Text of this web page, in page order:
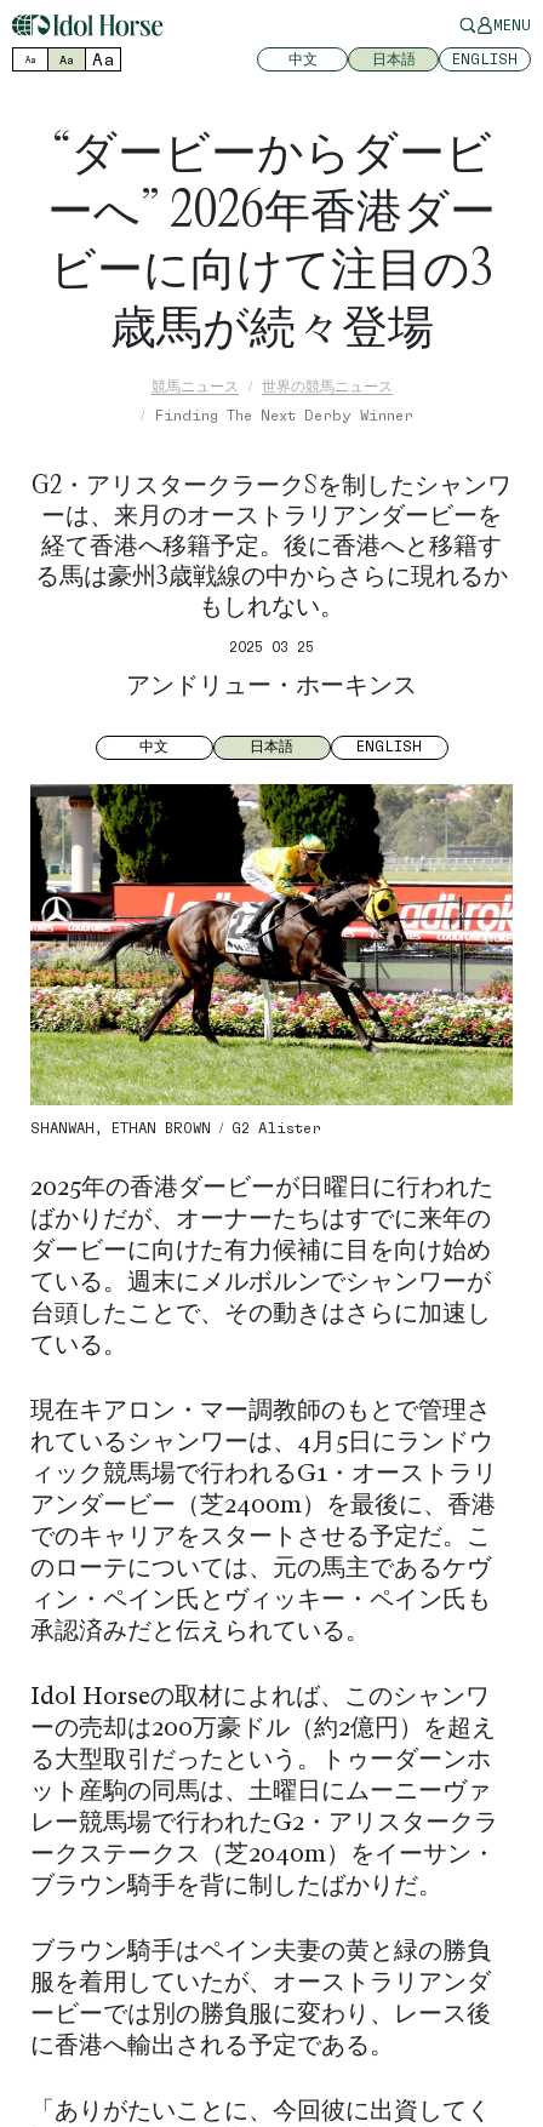
MENU
Aa Aa Aa 中文 日本語 ENGLISH
“ダービーからダービ
ーへ” 2026年香港ダー
ビーに向けて注目の3
歳馬が続々登場
競馬ニュース
世界の競馬ニュース
Finding The Next Derby Winner
G2・アリスタークラークSを制したシャンワ
ーは、来月のオーストラリアンダービーを
経て香港へ移籍予定。後に香港へと移籍す
る馬は豪州3歳戦線の中からさらに現れるか
もしれない。
2025 03 25
アンドリュー・ホーキンス
中文 日本語 ENGLISH
SHANWAH, ETHAN BROWN / G2 Alister
2025年の香港ダービーが日曜日に行われた
ばかりだが、オーナーたちはすでに来年の
ダービーに向けた有力候補に目を向け始め
ている。週末にメルボルンでシャンワーが
台頭したことで、その動きはさらに加速し
ている。
現在キアロン・マー調教師のもとで管理さ
れているシャンワーは、4月5日にランドウ
ィック競馬場で行われるG1・オーストラリ
アンダービー（芝2400m）を最後に、香港
でのキャリアをスタートさせる予定だ。こ
のローテについては、元の馬主であるケヴ
ィン・ペイン氏とヴィッキー・ペイン氏も
承認済みだと伝えられている。
Idol Horseの取材によれば、このシャンワ
ーの売却は200万豪ドル（約2億円）を超え
る大型取引だったという。トゥーダーンホ
ット産駒の同馬は、土曜日にムーニーヴァ
レー競馬場で行われたG2・アリスタークラ
ークステークス（芝2040m）をイーサン・
ブラウン騎手を背に制したばかりだ。
ブラウン騎手はペイン夫妻の黄と緑の勝負
服を着用していたが、オーストラリアンダ
ービーでは別の勝負服に変わり、レース後
に香港へ輸出される予定である。
「ありがたいことに、今回彼に出資してく